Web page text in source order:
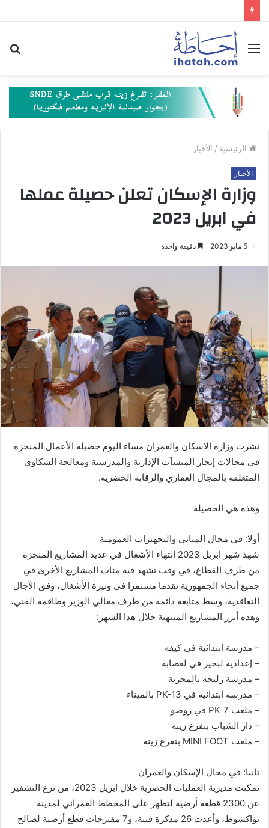
القائمة
الرئيسية / الأخبار
الأخبار
وزارة الإسكان تعلن حصيلة عملها
في ابريل 2023
5 مايو 2023 دقيقة واحدة
نشرت وزارة الاسكان والعمران مساء اليوم حصيلة الأعمال المنجزة
في مجالات إنجاز المنشآت الإدارية والمدرسية ومعالجة الشكاوي
المتعلقة بالمجال العقاري والرقابة الحضرية.
وهذه هي الحصيلة
أولا: في مجال المباني والتجهيزات العمومية
شهد شهر ابريل 2023 انتهاء الأشغال في عديد المشاريع المنجزة
من طرف القطاع، في وقت تشهد فيه مئات المشاريع الأخرى في
جميع أنحاء الجمهورية تقدما مستمرا في وتيرة الأشغال، وفق الآجال
التعاقدية، وسط متابعة دائمة من طرف معالي الوزير وطاقمه الفني،
وهذه أبرز المشاريع المنتهية خلال هذا الشهر:
– مدرسة ابتدائية في كيفه
– إعدادية لبحير في لعصابه
– مدرسة زليخه بالمجرية
– مدرسة ابتدائية في PK-13 بالميناء
– ملعب PK-7 في روصو
– دار الشباب بتفرغ زينه
– ملعب MINI FOOT بتفرغ زينه
ثانيا: في مجال الإسكان والعمران
تمكنت مديرية العمليات الحضرية خلال ابريل 2023، من نزع التشفير
عن 2300 قطعة أرضية لتظهر على المخطط العمراني لمدينة
نواكشوط، وأعدت 26 مذكرة فنية، و7 مقترحات قطع أرضية لصالح